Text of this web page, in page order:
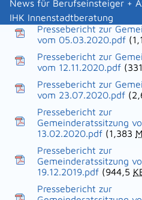
News für Berufseinsteiger +
IHK Innenstadtberatung
(679,3 KB
Pressebericht zur
vom 05.03.2020.pdf
Pressebericht zur
vom 12.11.2020.pdf
Pressebericht zur
vom 23.07.2020.pdf
Pressebericht zur
Gemeinderatssitzung
13.02.2020.pdf (1,383
Pressebericht zur
Gemeinderatssitzung
19.12.2019.pdf (944,5
Pressebericht zur